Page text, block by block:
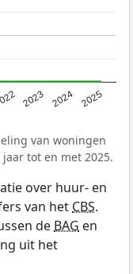
2023 2024 2025
van woningen
tot en met 2025.
over huur- en
van het CBS.
de BAG en
uit het